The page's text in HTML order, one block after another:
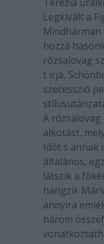
Legkivált a
hozzá
rózsalovag
t írja,
szecesszió
A
alkotást,
Időt s annak
általános,
látszik a
hangzik
annyira
három